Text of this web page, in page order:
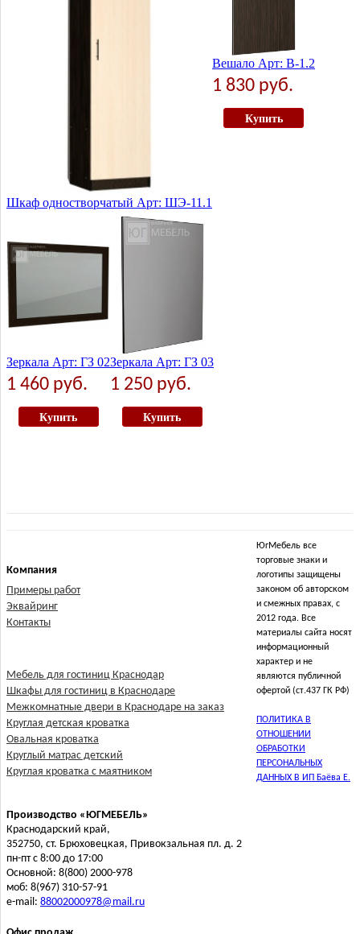
Шкаф одностворчатый Арт: ШЭ-11.1
Купить
Вешало Арт: В-1.2
1 830 руб.
Купить
Зеркала Арт: ГЗ 02
1 460 руб.
Купить
Зеркала Арт: ГЗ 03
1 250 руб.
Купить
Компания
Примеры работ
Эквайринг
Контакты
Мебель для гостиниц Краснодар
Шкафы для гостиниц в Краснодаре
Межкомнатные двери в Краснодаре на заказ
Круглая детская кроватка
Овальная кроватка
Круглый матрас детский
Круглая кроватка с маятником
Производство «ЮГМЕБЕЛЬ»
Краснодарский край,
352750, ст. Брюховецкая, Привокзальная пл. д. 2
пн-пт с 8:00 до 17:00
Основной: 8(800) 2000-978
моб: 8(967) 310-57-91
e-mail: 88002000978@mail.ru
ЮгМебель все
торговые знаки и
логотипы защищены
законом об авторском
и смежных правах, с
2012 года. Все
материалы сайта носят
информационный
характер и не
являются публичной
офертой (ст.437 ГК РФ)
ПОЛИТИКА В
ОТНОШЕНИИ
ОБРАБОТКИ
ПЕРСОНАЛЬНЫХ
ДАННЫХ В ИП Баёва Е.